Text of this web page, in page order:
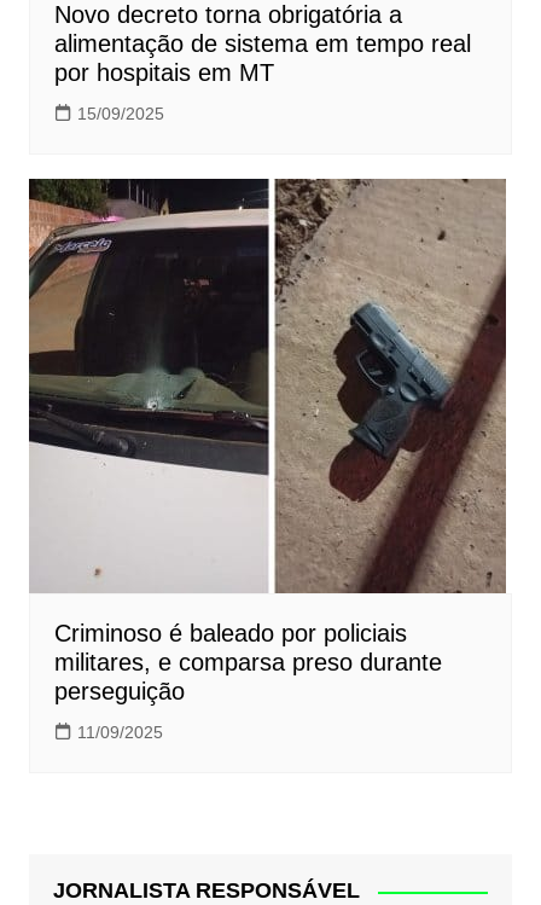
Novo decreto torna obrigatória a
alimentação de sistema em tempo real
por hospitais em MT
15/09/2025
Criminoso é baleado por policiais
militares, e comparsa preso durante
perseguição
11/09/2025
JORNALISTA RESPONSÁVEL